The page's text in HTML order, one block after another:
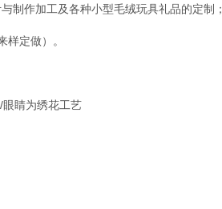
制作加工及各种小型毛绒玩具礼品的定制；
定做）。
睛为绣花工艺